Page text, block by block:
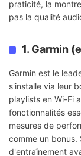
praticité, la
pas la qualité
1. Garmin
Garmin est le
s'installe via leur
playlists en Wi-Fi
fonctionnalités
mesures de
comme un bonus.
d'entraînement